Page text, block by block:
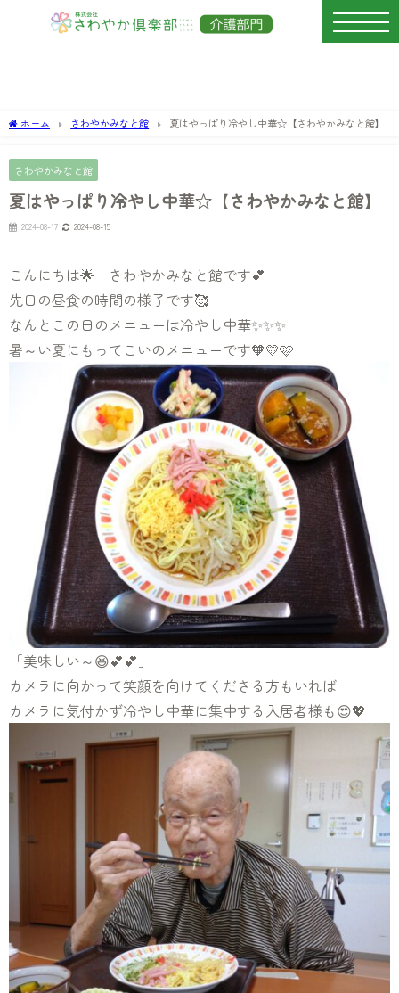
ホーム さわやかみなと館 夏はやっぱり冷やし中華☆【さわやかみなと館】
さわやかみなと館
夏はやっぱり冷やし中華☆【さわやかみなと館】
2024-08-17 2024-08-15
こんにちは🌟 さわやかみなと館です💕
先日の昼食の時間の様子です🥰
なんとこの日のメニューは冷やし中華✨✨✨
暑～い夏にもってこいのメニューです🧡💛🩷
「美味しい～😆💕💕」
カメラに向かって笑顔を向けてくださる方もいれば
カメラに気付かず冷やし中華に集中する入居者様も😍💖